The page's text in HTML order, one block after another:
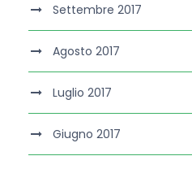
Settembre 2017
Agosto 2017
Luglio 2017
Giugno 2017